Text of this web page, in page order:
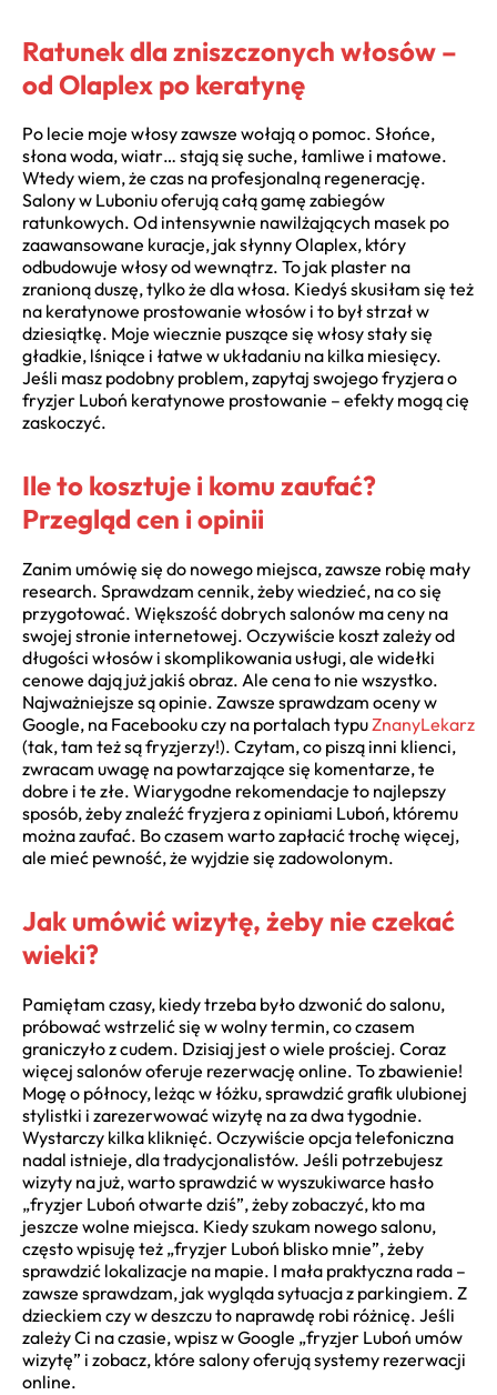
Ratunek dla zniszczonych włosów –
od Olaplex po keratynę
Po lecie moje włosy zawsze wołają o pomoc. Słońce,
słona woda, wiatr… stają się suche, łamliwe i matowe.
Wtedy wiem, że czas na profesjonalną regenerację.
Salony w Luboniu oferują całą gamę zabiegów
ratunkowych. Od intensywnie nawilżających masek po
zaawansowane kuracje, jak słynny Olaplex, który
odbudowuje włosy od wewnątrz. To jak plaster na
zranioną duszę, tylko że dla włosa. Kiedyś skusiłam się też
na keratynowe prostowanie włosów i to był strzał w
dziesiątkę. Moje wiecznie puszące się włosy stały się
gładkie, lśniące i łatwe w układaniu na kilka miesięcy.
Jeśli masz podobny problem, zapytaj swojego fryzjera o
fryzjer Luboń keratynowe prostowanie – efekty mogą cię
zaskoczyć.
Ile to kosztuje i komu zaufać?
Przegląd cen i opinii
Zanim umówię się do nowego miejsca, zawsze robię mały
research. Sprawdzam cennik, żeby wiedzieć, na co się
przygotować. Większość dobrych salonów ma ceny na
swojej stronie internetowej. Oczywiście koszt zależy od
długości włosów i skomplikowania usługi, ale widełki
cenowe dają już jakiś obraz. Ale cena to nie wszystko.
Najważniejsze są opinie. Zawsze sprawdzam oceny w
Google, na Facebooku czy na portalach typuZnanyLekarz
(tak, tam też są fryzjerzy!). Czytam, co piszą inni klienci,
zwracam uwagę na powtarzające się komentarze, te
dobre i te złe. Wiarygodne rekomendacje to najlepszy
sposób, żeby znaleźć fryzjera z opiniami Luboń, któremu
można zaufać. Bo czasem warto zapłacić trochę więcej,
ale mieć pewność, że wyjdzie się zadowolonym.
Jak umówić wizytę, żeby nie czekać
wieki?
Pamiętam czasy, kiedy trzeba było dzwonić do salonu,
próbować wstrzelić się w wolny termin, co czasem
graniczyło z cudem. Dzisiaj jest o wiele prościej. Coraz
więcej salonów oferuje rezerwację online. To zbawienie!
Mogę o północy, leżąc w łóżku, sprawdzić grafik ulubionej
stylistki i zarezerwować wizytę na za dwa tygodnie.
Wystarczy kilka kliknięć. Oczywiście opcja telefoniczna
nadal istnieje, dla tradycjonalistów. Jeśli potrzebujesz
wizyty na już, warto sprawdzić w wyszukiwarce hasło
„fryzjer Luboń otwarte dziś”, żeby zobaczyć, kto ma
jeszcze wolne miejsca. Kiedy szukam nowego salonu,
często wpisuję też „fryzjer Luboń blisko mnie”, żeby
sprawdzić lokalizacje na mapie. I mała praktyczna rada –
zawsze sprawdzam, jak wygląda sytuacja z parkingiem. Z
dzieckiem czy w deszczu to naprawdę robi różnicę. Jeśli
zależy Ci na czasie, wpisz w Google „fryzjer Luboń umów
wizytę” i zobacz, które salony oferują systemy rezerwacji
online.